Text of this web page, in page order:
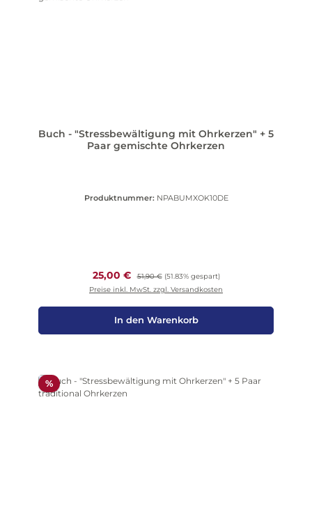
Buch - "Stressbewältigung mit Ohrkerzen" + 5
Paar gemischte Ohrkerzen
Produktnummer: NPABUMXOK10DE
Verkaufspreis:
25,00 € Regulärer Preis:
51,90 € (51.83% gespart)
Preise inkl. MwSt. zzgl. Versandkosten
In den Warenkorb
%Rabatt